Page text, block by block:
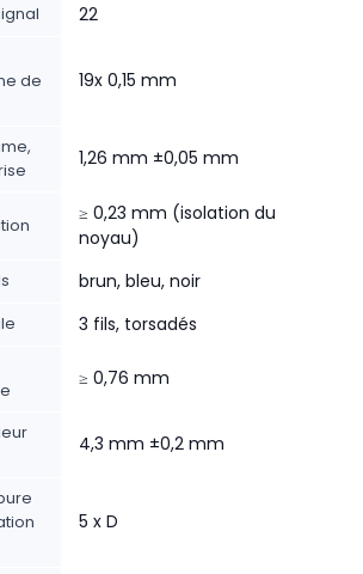
22
de
19x 0,15 mm
1,26 mm ±0,05 mm
≥ 0,23 mm (isolation du
noyau)
brun, bleu, noir
3 fils, torsadés
≥ 0,76 mm
4,3 mm ±0,2 mm
5 x D